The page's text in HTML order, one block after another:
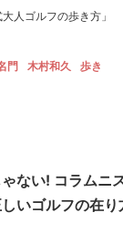
人ゴルフの歩き方」
門 木村和久 歩き
ない! コラムニ
いゴルフの在り